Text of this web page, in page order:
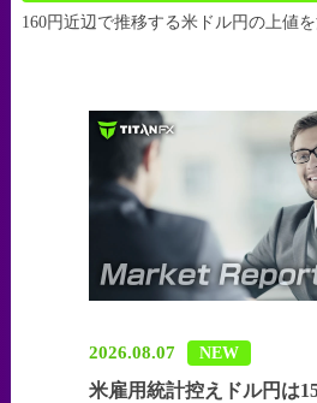
160円近辺で推移する米ドル円の上値
2026.08.07 NEW
米雇用統計控えドル円は